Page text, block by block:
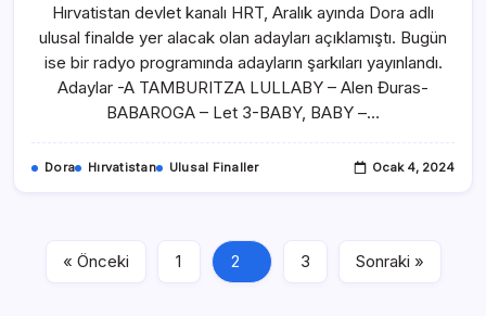
Hırvatistan devlet kanalı HRT, Aralık ayında Dora adlı
ulusal finalde yer alacak olan adayları açıklamıştı. Bugün
ise bir radyo programında adayların şarkıları yayınlandı.
Adaylar -A TAMBURITZA LULLABY – Alen Đuras-
BABAROGA – Let 3-BABY, BABY –…
Dora Hırvatistan Ulusal Finaller Ocak 4, 2024
« Önceki 1 2 3 Sonraki »